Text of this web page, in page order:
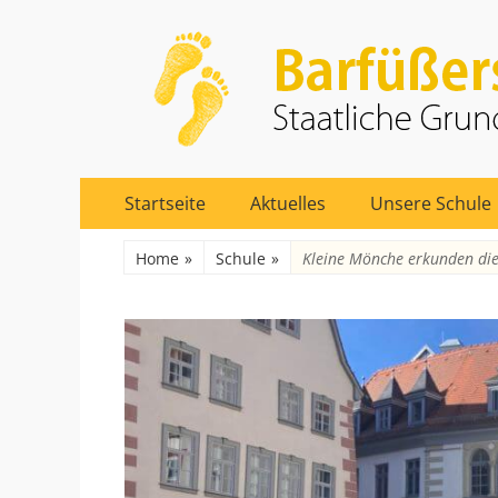
Barfüßerschule
Staatliche Grundschule 17
Primäres
Menü
Inhalt
Startseite Aktuelles Unsere Schule
Home » Schule » Kleine Mönche erkunden